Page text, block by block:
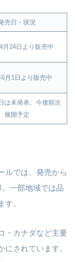
売日・状況
月24日より販売中
6月1日より販売中
は未発表。今後順次
展開予定
ルでは、発売から
一部地域では品
す。
・カナダなど主要
にされています。